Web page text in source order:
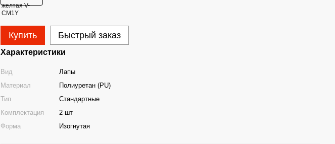
Купить Быстрый заказ
Характеристики
Вид
Лапы
Материал
Полиуретан (PU)
Тип
Стандартные
Комплектация
2 шт
Форма
Изогнутая